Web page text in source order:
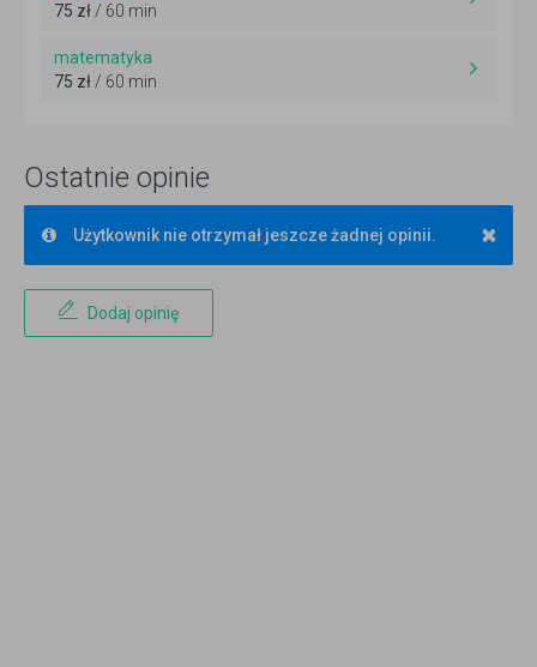
75 zł/ 60 min
matematyka
75 zł/ 60 min
Ostatnie opinie
×
Użytkownik nie otrzymał jeszcze żadnej opinii.
Dodaj opinię